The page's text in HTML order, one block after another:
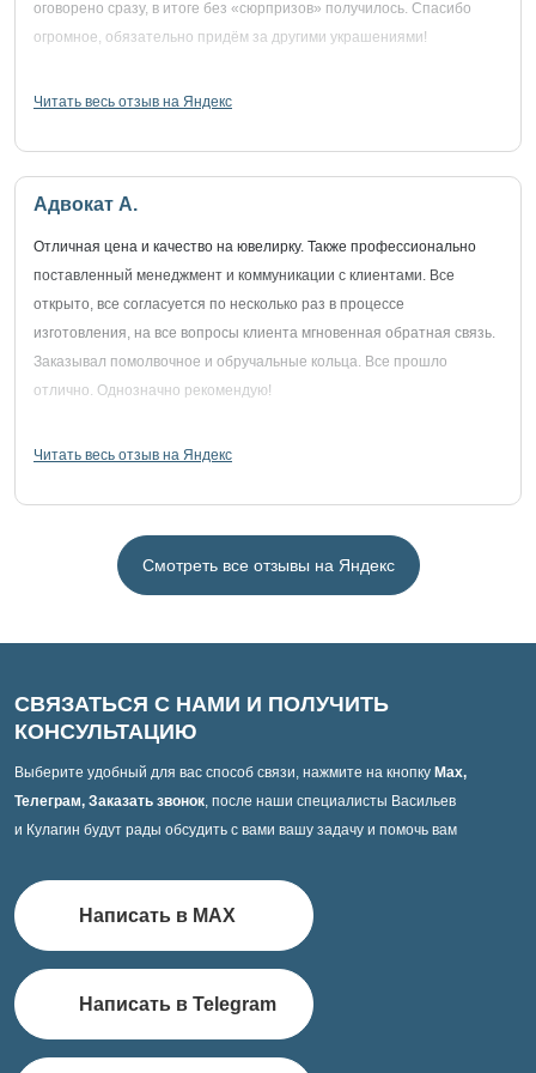
оговорено сразу, в итоге без «сюрпризов» получилось. Спасибо
огромное, обязательно придём за другими украшениями!
Читать весь отзыв на Яндекс
Адвокат А.
Отличная цена и качество на ювелирку. Также профессионально
поставленный менеджмент и коммуникации с клиентами. Все
открыто, все согласуется по несколько раз в процессе
изготовления, на все вопросы клиента мгновенная обратная связь.
Заказывал помолвочное и обручальные кольца. Все прошло
отлично. Однозначно рекомендую!
Читать весь отзыв на Яндекс
Смотреть все отзывы на Яндекс
СВЯЗАТЬСЯ С НАМИ И ПОЛУЧИТЬ
КОНСУЛЬТАЦИЮ
Выберите удобный для вас способ связи, нажмите на кнопку Max,
Телеграм, Заказать звонок, после наши специалисты Васильев
и Кулагин будут рады обсудить с вами вашу задачу и помочь вам
Написать в MAX
Написать в Telegram